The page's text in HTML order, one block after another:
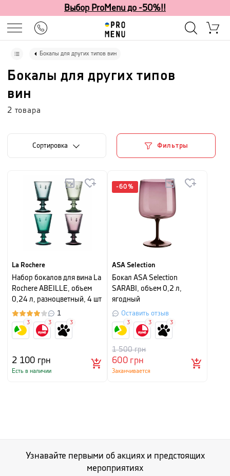
Выбор ProMenu до -50%!!
Бокалы для других типов вин
Бокалы для других типов
вин
2 товара
Cортировка Фильтры
La Rochere
Набор бокалов для вина La
Rochere ABEILLE, объем
0,24 л, разноцветный, 4 шт
1
2 100 грн
Есть в наличии
3 3 3
-60 %
ASA Selection
Бокал ASA Selection
SARABI, объем 0,2 л,
ягодный
Оставить отзыв
600грн
1 500грн
Заканчивается
3 3 3
Узнавайте первыми об акциях и предстоящих
мероприятиях